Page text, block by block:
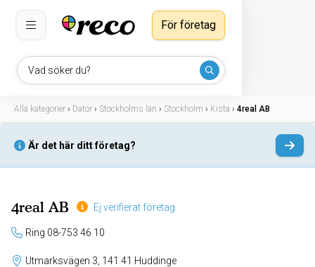
Vad söker du?
För företag
Alla kategorier › Dator › Stockholms län › Stockholm › Kista › 4real AB
Är det här ditt företag?
4real AB Ej verifierat företag
Ring 08-753 46 10
Utmarksvägen 3, 141 41 Huddinge